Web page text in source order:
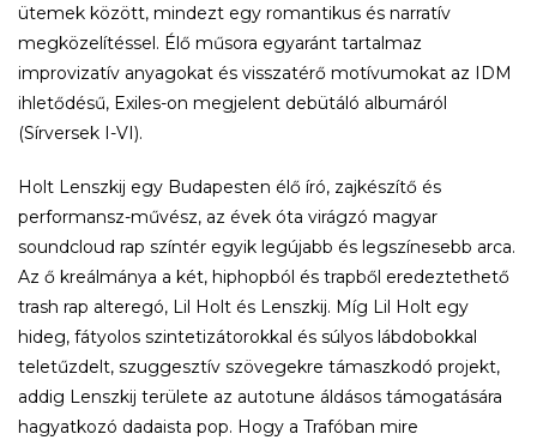
ütemek között, mindezt egy romantikus és narratív
megközelítéssel. Élő műsora egyaránt tartalmaz
improvizatív anyagokat és visszatérő motívumokat az IDM
ihletődésű, Exiles-on megjelent debütáló albumáról
(Sírversek I-VI).
Holt Lenszkij egy Budapesten élő író, zajkészítő és
performansz-művész, az évek óta virágzó magyar
soundcloud rap színtér egyik legújabb és legszínesebb arca.
Az ő kreálmánya a két, hiphopból és trapből eredeztethető
trash rap alteregó, Lil Holt és Lenszkij. Míg Lil Holt egy
hideg, fátyolos szintetizátorokkal és súlyos lábdobokkal
teletűzdelt, szuggesztív szövegekre támaszkodó projekt,
addig Lenszkij területe az autotune áldásos támogatására
hagyatkozó dadaista pop. Hogy a Trafóban mire